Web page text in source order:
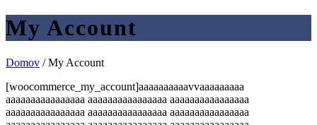
My Account
Domov /My Account
[woocommerce_my_account]aaaaaaaaaavvaaaaaaaaa
aaaaaaaaaaaaaaaa aaaaaaaaaaaaaaaa aaaaaaaaaaaaaaaa
aaaaaaaaaaaaaaaa aaaaaaaaaaaaaaaa aaaaaaaaaaaaaaaa